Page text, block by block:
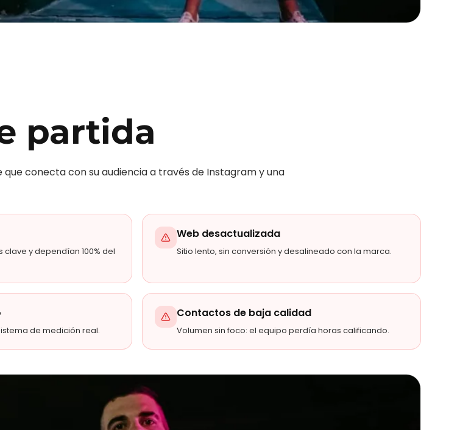
partida
que conecta con su audiencia a través de Instagram y una
y dependían 100% del
Web desactualizada
Sitio lento, sin conversión y desalineado con la marca.
de medición real.
Contactos de baja calidad
Volumen sin foco: el equipo perdía horas calificando.